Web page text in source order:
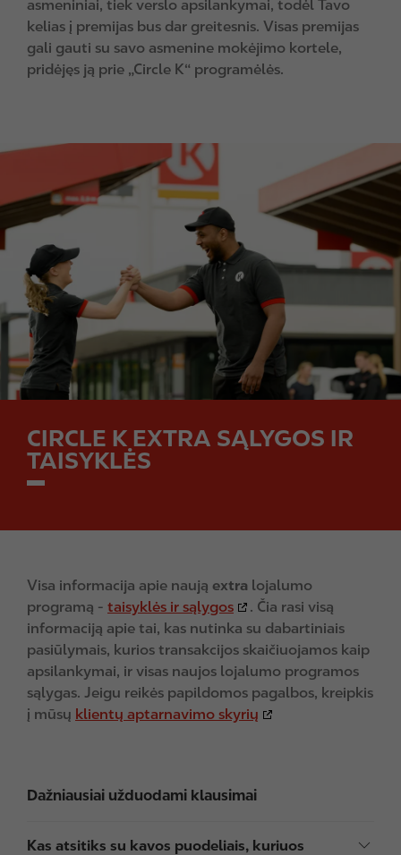
asmeniniai, tiek verslo apsilankymai, todėl Tavo
kelias į premijas bus dar greitesnis. Visas premijas
gali gauti su savo asmenine mokėjimo kortele,
pridėjęs ją prie „Circle K“ programėlės.
I
CIRCLE K EXTRA SĄLYGOS IR
TAISYKLĖS
Visa informacija apie naują extra lojalumo
programą - taisyklės ir sąlygos
. Čia rasi visą
informaciją apie tai, kas nutinka su dabartiniais
pasiūlymais, kurios transakcijos skaičiuojamos kaip
apsilankymai, ir visas naujos lojalumo programos
sąlygas. Jeigu reikės papildomos pagalbos, kreipkis
į mūsų klientų aptarnavimo skyrių
Dažniausiai užduodami klausimai
Kas atsitiks su kavos puodeliais, kuriuos